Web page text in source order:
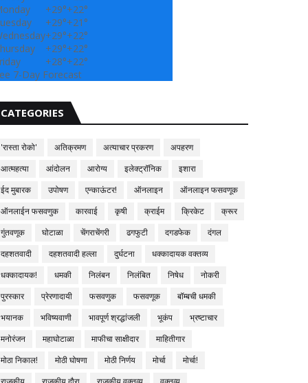
+29°+22°
+29°+21°
+29°+22°
+29°+22°
+28°+22°
7-Day Forecast
CATEGORIES
'रास्ता रोको' अतिक्रमण अत्याचार प्रकरण
अपहरण
आत्महत्या
आंदोलन आरोग्य इलेक्ट्रॉनिक
इशारा
ईद मुबारक
उपोषण एन्काऊंटर! ऑनलाइन
ऑनलाइन फसवणूक
ऑनलाईन फसवणुक
कारवाई कृषी क्राईम क्रिकेट
क्रूर
गुंतवणूक
घोटाळा चेंगराचेंगरी ढगफुटी दगडफेक
दंगल
दहशतवादी
दहशतवादी हल्ला दुर्घटना
धक्कादायक वक्तव्य
धक्कादायक!
धमकी निलंबन निलंबित निषेध
नोकरी
पुरस्कार
प्रेरणादायी फसवणुक फसवणूक
बॉम्बची धमकी
भयानक
भविष्यवाणी भावपूर्ण श्रद्धांजली भूकंप
भ्रष्टाचार
मनोरंजन
महाघोटाळा माफीचा साक्षीदार
माहितीगार
मोठा निकाल!
मोठी घोषणा मोठी निर्णय मोर्चा
मोर्चा!